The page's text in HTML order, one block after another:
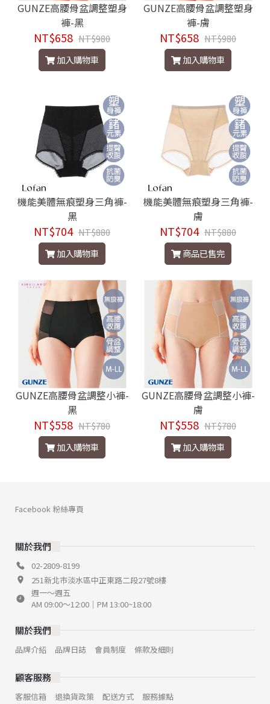
GUNZE高腰骨盆調整塑身
褲-黑
NT$658 NT$980
加入購物車
GUNZE高腰骨盆調整塑身
褲-膚
NT$658 NT$980
加入購物車
機能美體無痕塑身三角褲-
黑
NT$704 NT$880
加入購物車
機能美體無痕塑身三角褲-
膚
NT$704 NT$880
商品已售完
GUNZE高腰骨盆調整小褲-
黑
NT$558 NT$780
加入購物車
GUNZE高腰骨盆調整小褲-
膚
NT$558 NT$780
加入購物車
關於我們
02-2809-8199
251新北市淡水區中正東路二段27號8樓
週一～週五
AM 09:00～12:00｜PM 13:00~18:00
關於我們
品牌介紹 品牌日誌 會員制度 條款及細則
顧客服務
客服信箱 退換貨政策 配送方式 服務據點
Facebook 粉絲專頁